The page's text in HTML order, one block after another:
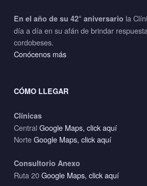
En el año de su 42° aniversario la
día a día en su afán de brindar
cordobeses.
Conócenos más
CÓMO LLEGAR
Clínicas
CentralGoogle Maps, click aquí
NorteGoogle Maps, click aquí
Consultorio Anexo
Ruta 20Google Maps, click aquí